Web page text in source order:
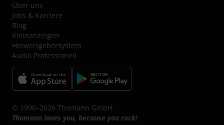
Über uns
Jobs & Karriere
Blog
Kleinanzeigen
Hinweisgebersystem
Audio Professionell
© 1996–2026 Thomann GmbH.
Thomann loves you, because you rock!